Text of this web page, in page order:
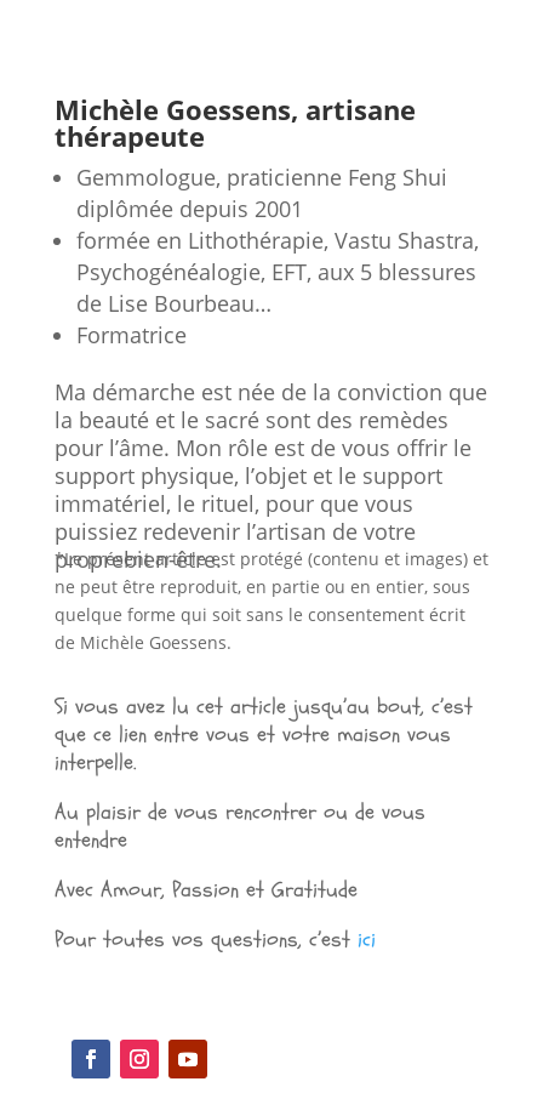
Michèle Goessens, artisane
thérapeute
Gemmologue, praticienne Feng Shui
diplômée depuis 2001
formée en Lithothérapie, Vastu Shastra,
Psychogénéalogie, EFT, aux 5 blessures
de Lise Bourbeau…
Formatrice
Ma démarche est née de la conviction que
la beauté et le sacré sont des remèdes
pour l’âme. Mon rôle est de vous offrir le
support physique, l’objet et le support
immatériel, le rituel, pour que vous
puissiez redevenir l’artisan de votre
proprebien-être.
*Le présent article est protégé (contenu et images) et
ne peut être reproduit, en partie ou en entier, sous
quelque forme qui soit sans le consentement écrit
de Michèle Goessens.
Si vous avez lu cet article jusqu’au bout, c’est
que ce lien entre vous et votre maison vous
interpelle.
Au plaisir de vous rencontrer ou de vous
entendre
Avec Amour, Passion et Gratitude
Pour toutes vos questions, c’est ici